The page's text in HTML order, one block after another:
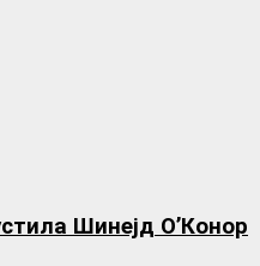
Шинејд О’Конор